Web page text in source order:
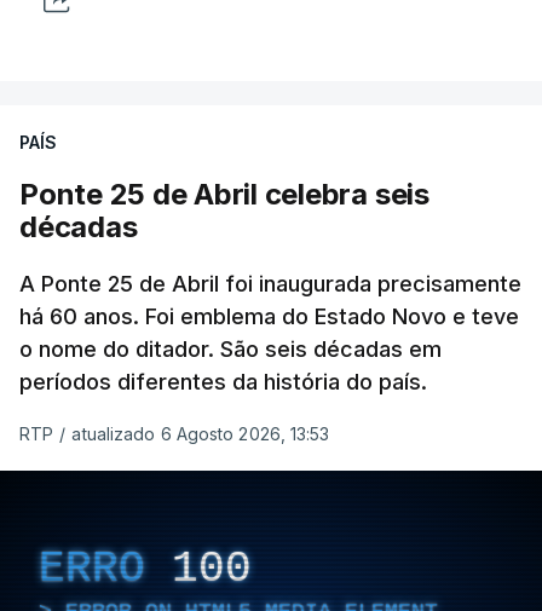
PAÍS
Ponte 25 de Abril celebra seis
décadas
A Ponte 25 de Abril foi inaugurada precisamente
há 60 anos. Foi emblema do Estado Novo e teve
o nome do ditador. São seis décadas em
períodos diferentes da história do país.
RTP / atualizado 6 Agosto 2026, 13:53
ERRO 100